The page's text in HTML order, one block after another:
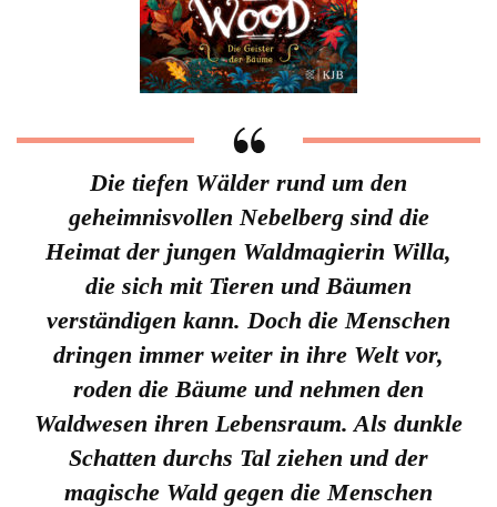
Die tiefen Wälder rund um den
geheimnisvollen Nebelberg sind die
Heimat der jungen Waldmagierin Willa,
die sich mit Tieren und Bäumen
verständigen kann. Doch die Menschen
dringen immer weiter in ihre Welt vor,
roden die Bäume und nehmen den
Waldwesen ihren Lebensraum. Als dunkle
Schatten durchs Tal ziehen und der
magische Wald gegen die Menschen